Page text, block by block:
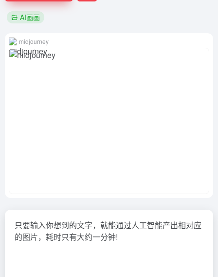
AI画画
midjourney
只要输入你想到的文字，就能通过人工智能产出相对应
的图片，耗时只有大约一分钟!